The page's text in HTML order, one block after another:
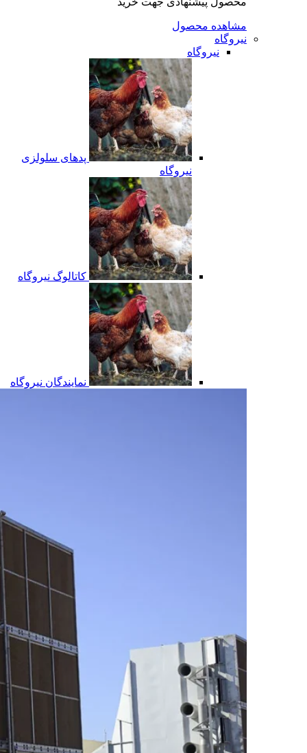
مشاهده محصول
نیروگاه
نیروگاه
پدهای سلولزی
نیروگاه
کاتالوگ نیروگاه
نمایندگان نیروگاه